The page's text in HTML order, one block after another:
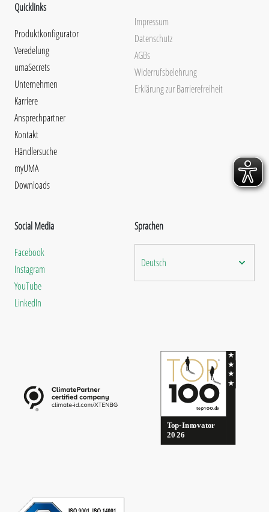
Quicklinks
Produktkonfigurator
Veredelung
umaSecrets
Unternehmen
Karriere
Ansprechpartner
Kontakt
Händlersuche
myUMA
Downloads
Impressum
Datenschutz
AGBs
Widerrufsbelehrung
Erklärung zur Barrierefreiheit
Social Media
Facebook
Instagram
YouTube
LinkedIn
Sprachen
Deutsch